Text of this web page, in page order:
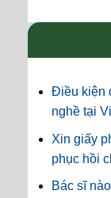
Điều kiện
nghề tại
Xin giấy
phục hồi
Bác sĩ